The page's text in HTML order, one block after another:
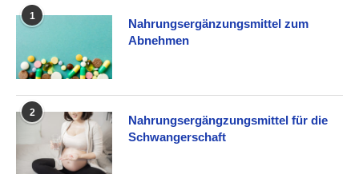
1
Nahrungsergänzungsmittel zum
Abnehmen
2
Nahrungsergängzungsmittel für die
Schwangerschaft